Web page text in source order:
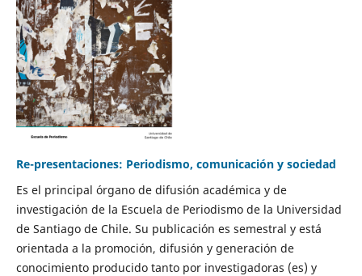
Re-presentaciones: Periodismo, comunicación y sociedad
Es el principal órgano de difusión académica y de
investigación de la Escuela de Periodismo de la Universidad
de Santiago de Chile. Su publicación es semestral y está
orientada a la promoción, difusión y generación de
conocimiento producido tanto por investigadoras (es) y